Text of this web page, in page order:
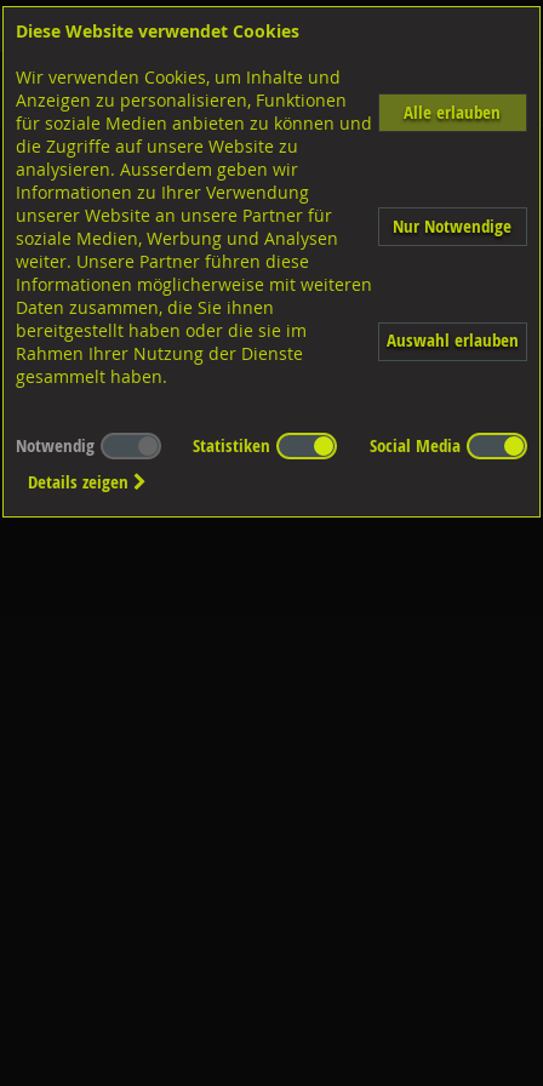
Shop Unterlagscheiben Diverse Unterlagscheiben nach DIN
DIN 125 A Unterlagscheiben ohne FaseStahl verzinkt 200 HV
Es wurden leider keine zutreffenden Artikel gefunden...
Diese Website verwendet Cookies
Wir verwenden Cookies, um Inhalte und
Anzeigen zu personalisieren, Funktionen
für soziale Medien anbieten zu können und
die Zugriffe auf unsere Website zu
analysieren. Ausserdem geben wir
Informationen zu Ihrer Verwendung
unserer Website an unsere Partner für
soziale Medien, Werbung und Analysen
weiter. Unsere Partner führen diese
Informationen möglicherweise mit weiteren
Daten zusammen, die Sie ihnen
bereitgestellt haben oder die sie im
Rahmen Ihrer Nutzung der Dienste
gesammelt haben.
Alle erlauben
Nur Notwendige
Auswahl erlauben
Notwendig Statistiken
Social Media
Details zeigen